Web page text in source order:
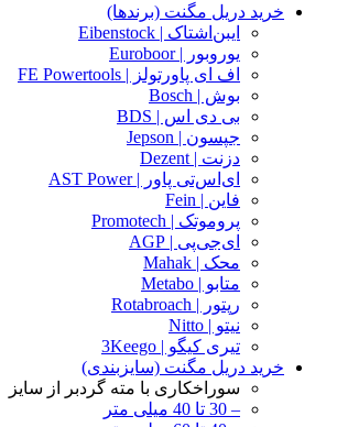
خرید دریل مگنت (برندها)
ایبن‌اشتاک | Eibenstock
یوروبور | Euroboor
اف ای پاورتولز | FE Powertools
بوش | Bosch
بی دی اس | BDS
جپسون | Jepson
دزنت | Dezent
ای‌اس‌تی پاور | AST Power
فاین | Fein
پروموتک | Promotech
ای‌جی‌پی | AGP
محک | Mahak
متابو | Metabo
رپتور | Rotabroach
نیتو | Nitto
تیری کیگو | 3Keego
خرید دریل مگنت (سایزبندی)
سوراخکاری با مته گردبر از سایز
– 30 تا 40 میلی متر